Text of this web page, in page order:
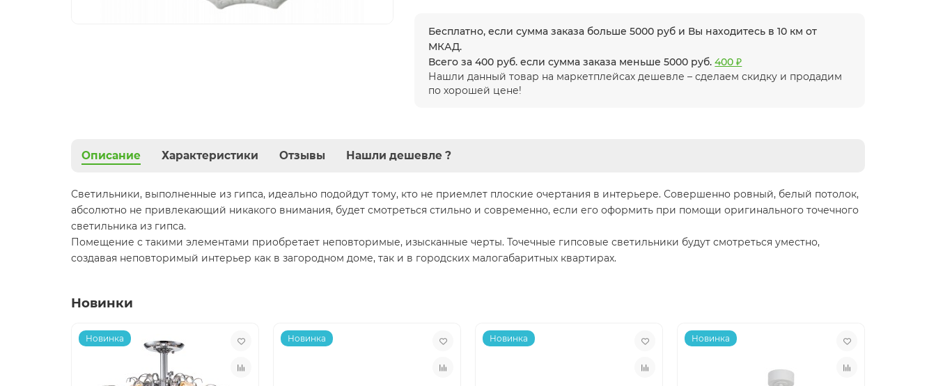
Бесплатно, если сумма заказа больше 5000 руб и Вы находитесь в 10 км от
МКАД.
Всего за 400 руб. если сумма заказа меньше 5000 руб.400 ₽
Нашли данный товар на маркетплейсах дешевле – сделаем скидку и продадим
по хорошей цене!
Описание Характеристики Отзывы Нашли дешевле ?
Светильники, выполненные из гипса, идеально подойдут тому, кто не приемлет плоские очертания в интерьере. Совершенно ровный, белый потолок,
абсолютно не привлекающий никакого внимания, будет смотреться стильно и современно, если его оформить при помощи оригинального точечного
светильника из гипса.
Помещение с такими элементами приобретает неповторимые, изысканные черты. Точечные гипсовые светильники будут смотреться уместно,
создавая неповторимый интерьер как в загородном доме, так и в городских малогабаритных квартирах.
Новинки
Новинка Новинка Новинка Новинка